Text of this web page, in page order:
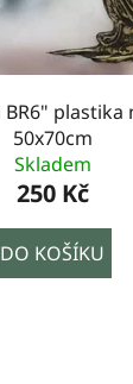
plastika
50x70cm
Skladem
250 Kč
DO KOŠÍKU